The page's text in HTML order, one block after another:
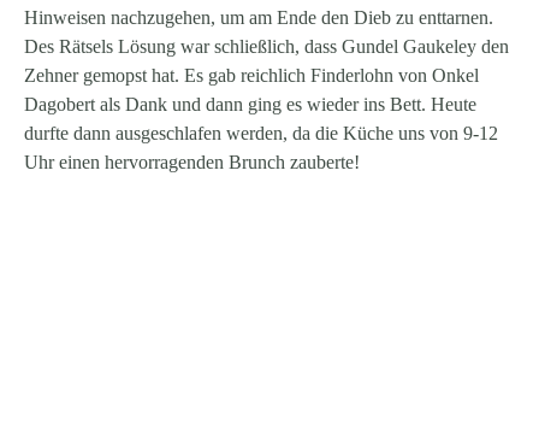
Hinweisen nachzugehen, um am Ende den Dieb zu enttarnen.
Des Rätsels Lösung war schließlich, dass Gundel Gaukeley den
Zehner gemopst hat. Es gab reichlich Finderlohn von Onkel
Dagobert als Dank und dann ging es wieder ins Bett. Heute
durfte dann ausgeschlafen werden, da die Küche uns von 9-12
Uhr einen hervorragenden Brunch zauberte!